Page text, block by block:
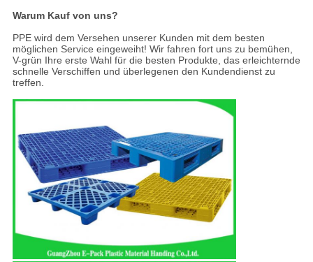
Warum Kauf von uns?
PPE wird dem Versehen unserer Kunden mit dem besten
möglichen Service eingeweiht! Wir fahren fort uns zu bemühen,
V-grün Ihre erste Wahl für die besten Produkte, das erleichternde
schnelle Verschiffen und überlegenen den Kundendienst zu
treffen.